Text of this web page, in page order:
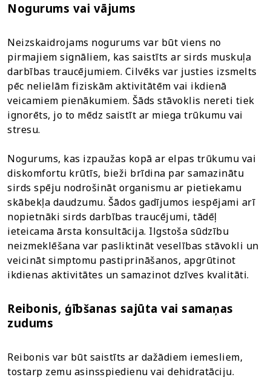
Nogurums vai vājums
Neizskaidrojams nogurums var būt viens no
pirmajiem signāliem, kas saistīts ar sirds muskuļa
darbības traucējumiem. Cilvēks var justies izsmelts
pēc nelielām fiziskām aktivitātēm vai ikdienā
veicamiem pienākumiem. Šāds stāvoklis nereti tiek
ignorēts, jo to mēdz saistīt ar miega trūkumu vai
stresu.
Nogurums, kas izpaužas kopā ar elpas trūkumu vai
diskomfortu krūtīs, bieži brīdina par samazinātu
sirds spēju nodrošināt organismu ar pietiekamu
skābekļa daudzumu. Šādos gadījumos iespējami arī
nopietnāki sirds darbības traucējumi, tādēļ
ieteicama ārsta konsultācija. Ilgstoša sūdzību
neizmeklēšana var pasliktināt veselības stāvokli un
veicināt simptomu pastiprināšanos, apgrūtinot
ikdienas aktivitātes un samazinot dzīves kvalitāti.
Reibonis, ģībšanas sajūta vai samaņas
zudums
Reibonis var būt saistīts ar dažādiem iemesliem,
tostarp zemu asinsspiedienu vai dehidratāciju.